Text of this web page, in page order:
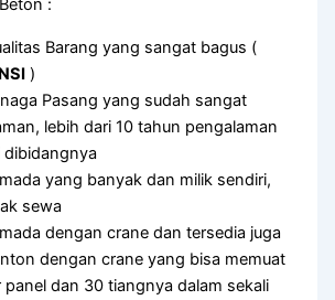
:
Barang yang sangat bagus (
)
Pasang yang sudah sangat
lebih dari 10 tahun pengalaman
dibidangnya
yang banyak dan milik sendiri,
sewa
dengan crane dan tersedia juga
dengan crane yang bisa memuat
panel dan 30 tiangnya dalam sekali